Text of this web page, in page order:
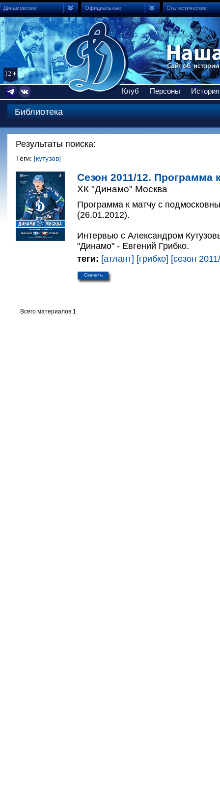
Динамовские Официальные Статистические
Клуб Персоны История
Библиотека
Результаты поиска:
Теги: [кутузов]
Сезон 2011/12. Программа
ХК "Динамо" Москва
Программа к матчу с
(26.01.2012).
Интервью с Александром
"Динамо" - Евгений Грибко.
теги: [атлант] [грибко] [сезон
Скачать
Всего материалов 1